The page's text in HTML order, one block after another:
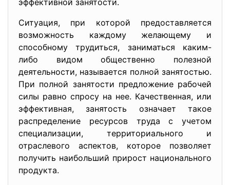
эффективной занятости.
Ситуация, при которой предоставляется
возможность каждому желающему и
способному трудиться, заниматься каким-
либо видом общественно полезной
деятельности, называется полной занятостью.
При полной занятости предложение рабочей
силы равно спросу на нее. Качественная, или
эффективная, занятость означает такое
распределение ресурсов труда с учетом
специализации, территориального и
отраслевого аспектов, которое позволяет
получить наибольший прирост национального
продукта.